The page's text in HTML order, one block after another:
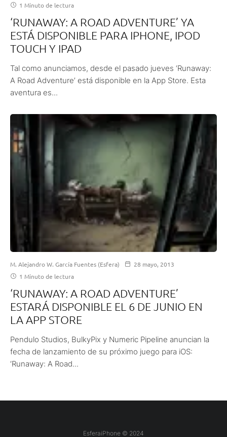
1 Minuto de lectura
‘RUNAWAY: A ROAD ADVENTURE’ YA
ESTÁ DISPONIBLE PARA IPHONE, IPOD
TOUCH Y IPAD
Tal como anunciamos, desde el pasado jueves ‘Runaway:
A Road Adventure’ está disponible en la App Store. Esta
aventura es...
M. Alejandro W. García Fuentes (Esfera)
28 mayo, 2013
1 Minuto de lectura
‘RUNAWAY: A ROAD ADVENTURE’
ESTARÁ DISPONIBLE EL 6 DE JUNIO EN
LA APP STORE
Pendulo Studios, BulkyPix y Numeric Pipeline anuncian la
fecha de lanzamiento de su próximo juego para iOS:
‘Runaway: A Road...
EsferaiPhone © 2024